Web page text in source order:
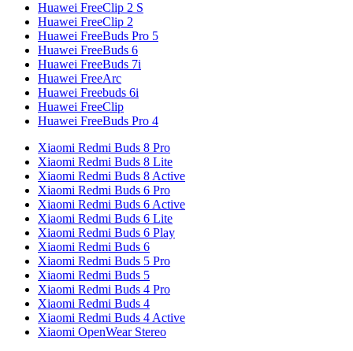
Huawei FreeClip 2 S
Huawei FreeClip 2
Huawei FreeBuds Pro 5
Huawei FreeBuds 6
Huawei FreeBuds 7i
Huawei FreeArc
Huawei Freebuds 6i
Huawei FreeClip
Huawei FreeBuds Pro 4
Xiaomi Redmi Buds 8 Pro
Xiaomi Redmi Buds 8 Lite
Xiaomi Redmi Buds 8 Active
Xiaomi Redmi Buds 6 Pro
Xiaomi Redmi Buds 6 Active
Xiaomi Redmi Buds 6 Lite
Xiaomi Redmi Buds 6 Play
Xiaomi Redmi Buds 6
Xiaomi Redmi Buds 5 Pro
Xiaomi Redmi Buds 5
Xiaomi Redmi Buds 4 Pro
Xiaomi Redmi Buds 4
Xiaomi Redmi Buds 4 Active
Xiaomi OpenWear Stereo